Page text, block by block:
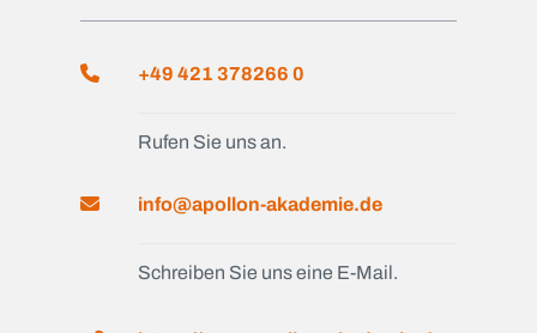
+49 421 378266 0
Rufen Sie uns an.
info@apollon-akademie.de
Schreiben Sie uns eine E-Mail.